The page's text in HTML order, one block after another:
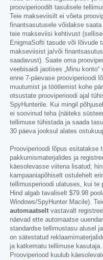
prooviperioodilt tasulisele
Teie makseviisilt ei võeta
finantsasutusele võidakse
teie makseviisi kehtivust
EnigmaSofti tasude või lõivude
makseviisist ja/või
saadavust). Saate oma
veebisaidi jaotises „Minu
enne 7-päevase prooviperioodi
muutumist ja töötlemist kohe
otsustate prooviperioodi ajal
SpyHunterile. Kui mingil
ei soovinud teha (näiteks
tellimuse tühistada ja saada
30 päeva jooksul alates
Prooviperioodi lõpus esitatakse
pakkumismaterjalides ja
käesolevasse viitena lisatud;
kampaaniapõhiselt ostulehelt
tellimusperioodi ulatuses, kui te
Hind algab tavaliselt $79.98
Windows/SpyHunter Macile).
automaatselt vastavalt
näevad ette automaatse
standardse tellimustasu alusel
on sätestatud
ja katkematu tellimuse
Prooviperiood kuulub